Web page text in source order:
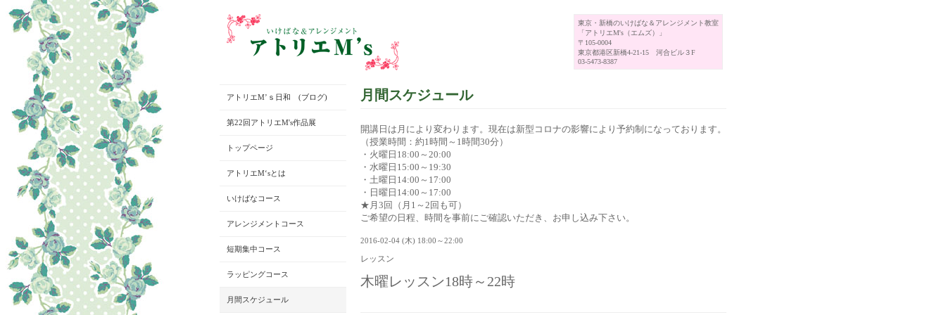
東京・新橋のいけばな＆アレンジメント教室
「アトリエM's（エムズ）」
〒105-0004
東京都港区新橋4-21-15 河合ビル３F
03-5473-8387
月間スケジュール
開講日は月により変わります。現在は新型コロナの影響により予約制になっております。
（授業時間：約1時間～1時間30分）
・火曜日18:00～20:00
・水曜日15:00～19:30
・土曜日14:00～17:00
・日曜日14:00～17:00
★月3回（月1～2回も可）
ご希望の日程、時間を事前にご確認いただき、お申し込み下さい。
2016-02-04 (木) 18:00～22:00
レッスン
木曜レッスン18時～22時
アトリエM’ｓ日和 (ブログ)
第22回アトリエM's作品展
トップページ
アトリエM‘sとは
いけばなコース
アレンジメントコース
短期集中コース
ラッピングコース
月間スケジュール